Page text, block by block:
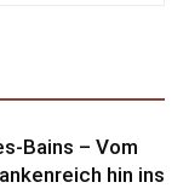
Bains – Vom
hin ins